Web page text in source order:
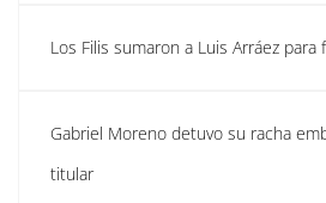
Los Filis sumaron a Luis Arráez
Gabriel Moreno detuvo su racha
titular